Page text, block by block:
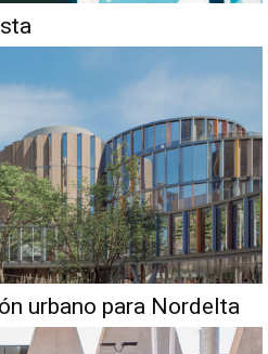
urbano para Nordelta